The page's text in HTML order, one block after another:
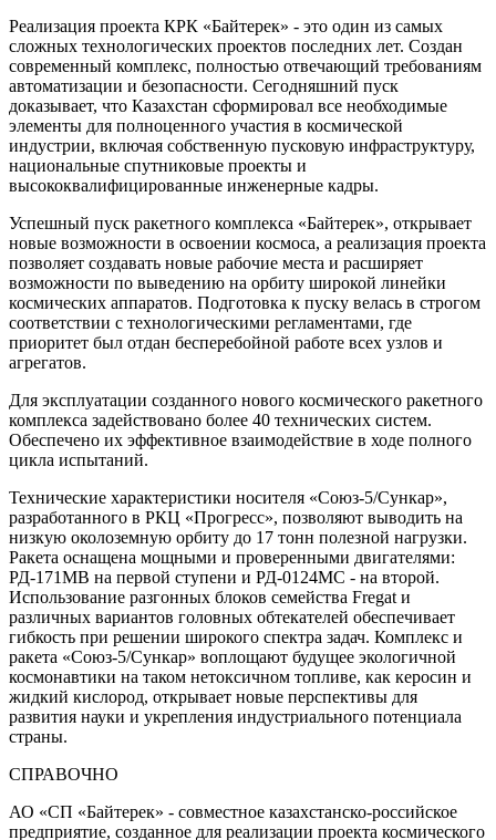
Реализация проекта КРК «Байтерек» - это один из самых
сложных технологических проектов последних лет. Создан
современный комплекс, полностью отвечающий требованиям
автоматизации и безопасности. Сегодняшний пуск
доказывает, что Казахстан сформировал все необходимые
элементы для полноценного участия в космической
индустрии, включая собственную пусковую инфраструктуру,
национальные спутниковые проекты и
высококвалифицированные инженерные кадры.
Успешный пуск ракетного комплекса «Байтерек», открывает
новые возможности в освоении космоса, а реализация проекта
позволяет создавать новые рабочие места и расширяет
возможности по выведению на орбиту широкой линейки
космических аппаратов. Подготовка к пуску велась в строгом
соответствии с технологическими регламентами, где
приоритет был отдан бесперебойной работе всех узлов и
агрегатов.
Для эксплуатации созданного нового космического ракетного
комплекса задействовано более 40 технических систем.
Обеспечено их эффективное взаимодействие в ходе полного
цикла испытаний.
Технические характеристики носителя «Союз-5/Сункар»,
разработанного в РКЦ «Прогресс», позволяют выводить на
низкую околоземную орбиту до 17 тонн полезной нагрузки.
Ракета оснащена мощными и проверенными двигателями:
РД-171МВ на первой ступени и РД-0124МС - на второй.
Использование разгонных блоков семейства Fregat и
различных вариантов головных обтекателей обеспечивает
гибкость при решении широкого спектра задач. Комплекс и
ракета «Союз-5/Сункар» воплощают будущее экологичной
космонавтики на таком нетоксичном топливе, как керосин и
жидкий кислород, открывает новые перспективы для
развития науки и укрепления индустриального потенциала
страны.
СПРАВОЧНО
АО «СП «Байтерек» - совместное казахстанско-российское
предприятие, созданное для реализации проекта космического